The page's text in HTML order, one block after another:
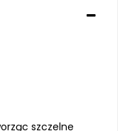
szczelne